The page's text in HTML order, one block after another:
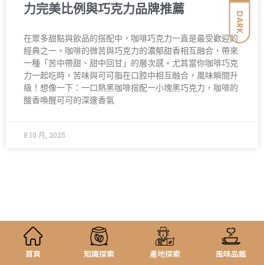
DARK
力完美比例與巧克力品牌推薦
在眾多甜點與飲品的搭配中，咖啡巧克力一直是最受歡迎的
經典之一。咖啡的微苦與巧克力的濃郁甜香相互融合，帶來
一種「苦中帶甜、甜中回甘」的層次感。尤其當你咖啡巧克
力一起吃時，苦味與可可脂在口腔中相互融合，風味瞬間升
級！想像一下：一口熱黑咖啡搭配一小塊黑巧克力，咖啡的
酸香喚醒可可的深邃香氣
8 10 月, 2025
首頁 知識探索 產地探索 風味品鑑